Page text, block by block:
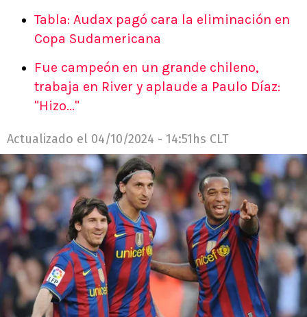
Tabla: Audax pagó cara la eliminación en
Copa Sudamericana
Fue campeón en un grande chileno,
trabaja en River y aplaude a Paulo Díaz:
"Hizo..."
Actualizado el 04/10/2024 - 14:51hs CLT